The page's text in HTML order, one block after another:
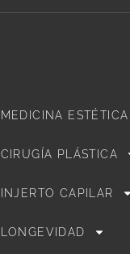
MEDICINA ESTÉTICA
CIRUGÍA PLÁSTICA
INJERTO CAPILAR
LONGEVIDAD